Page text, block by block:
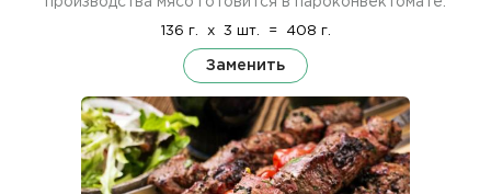
136 г. x 3 шт. = 408 г.
Заменить